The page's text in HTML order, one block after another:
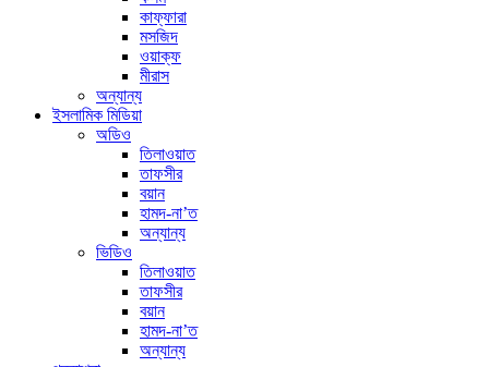
কাফ্ফারা
মসজিদ
ওয়াক্ফ
মীরাস
অন্যান্য
ইসলামিক মিডিয়া
অডিও
তিলাওয়াত
তাফসীর
বয়ান
হামদ-না’ত
অন্যান্য
ভিডিও
তিলাওয়াত
তাফসীর
বয়ান
হামদ-না’ত
অন্যান্য